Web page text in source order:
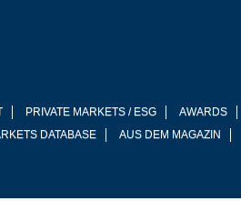
PRIVATE MARKETS / ESG AWARDS
DATABASE AUS DEM MAGAZIN